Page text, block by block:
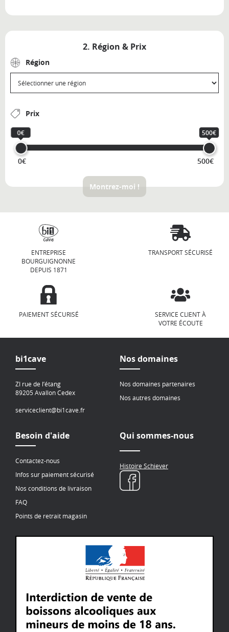
2. Région & Prix
Région
Prix
0€ 500€
0€ 500€
Montrez-moi !
ENTREPRISE
BOURGUIGNONNE
DEPUIS 1871
TRANSPORT SÉCURISÉ
PAIEMENT SÉCURISÉ
SERVICE CLIENT À
VOTRE ÉCOUTE
bi1cave
ZI rue de l’étang
89205 Avallon Cedex
serviceclient@bi1cave.fr
Nos domaines
Nos domaines partenaires
Nos autres domaines
Besoin d'aide
Contactez-nous
Infos sur paiement sécurisé
Nos conditions de livraison
FAQ
Points de retrait magasin
Qui sommes-nous
Histoire Schiever